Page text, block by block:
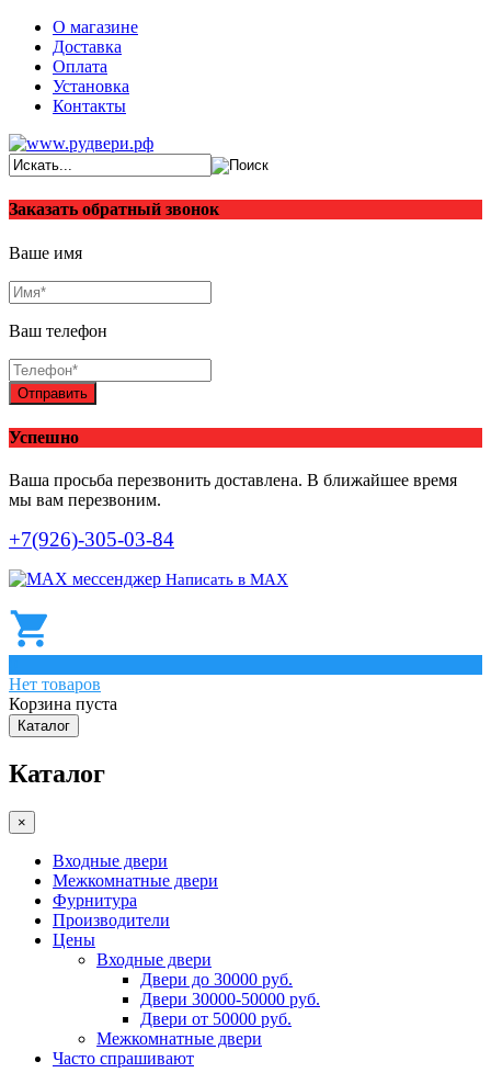
О магазине
Доставка
Оплата
Установка
Контакты
Заказать обратный звонок
Ваше имя
Ваш телефон
Отправить
Успешно
Ваша просьба перезвонить доставлена. В ближайшее время
мы вам перезвоним.
+7(926)-305-03-84
Написать в МАХ
Нет товаров
Корзина пуста
Каталог
Каталог
×
Входные двери
Межкомнатные двери
Фурнитура
Производители
Цены
Входные двери
Двери до 30000 руб.
Двери 30000-50000 руб.
Двери от 50000 руб.
Межкомнатные двери
Часто спрашивают